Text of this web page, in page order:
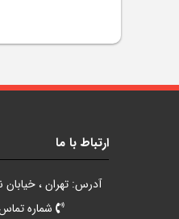
ارتباط با ما
آدرس: تهران ، خيابان
شماره تماس: